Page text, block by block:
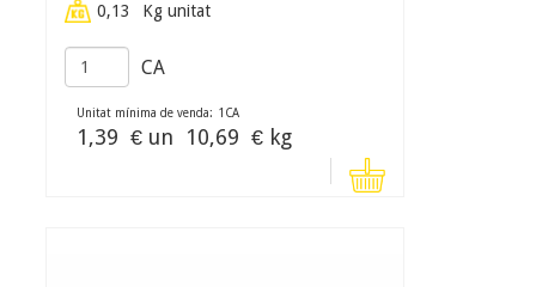
0,13
Kg unitat
CA
Unitat mínima de venda: 1 CA
1,39 € un 10,69 € kg